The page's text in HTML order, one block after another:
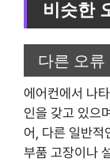
비슷한
다른 오
에어컨에서 나
인을 갖고 있으
어, 다른 일반적
부품 고장이나